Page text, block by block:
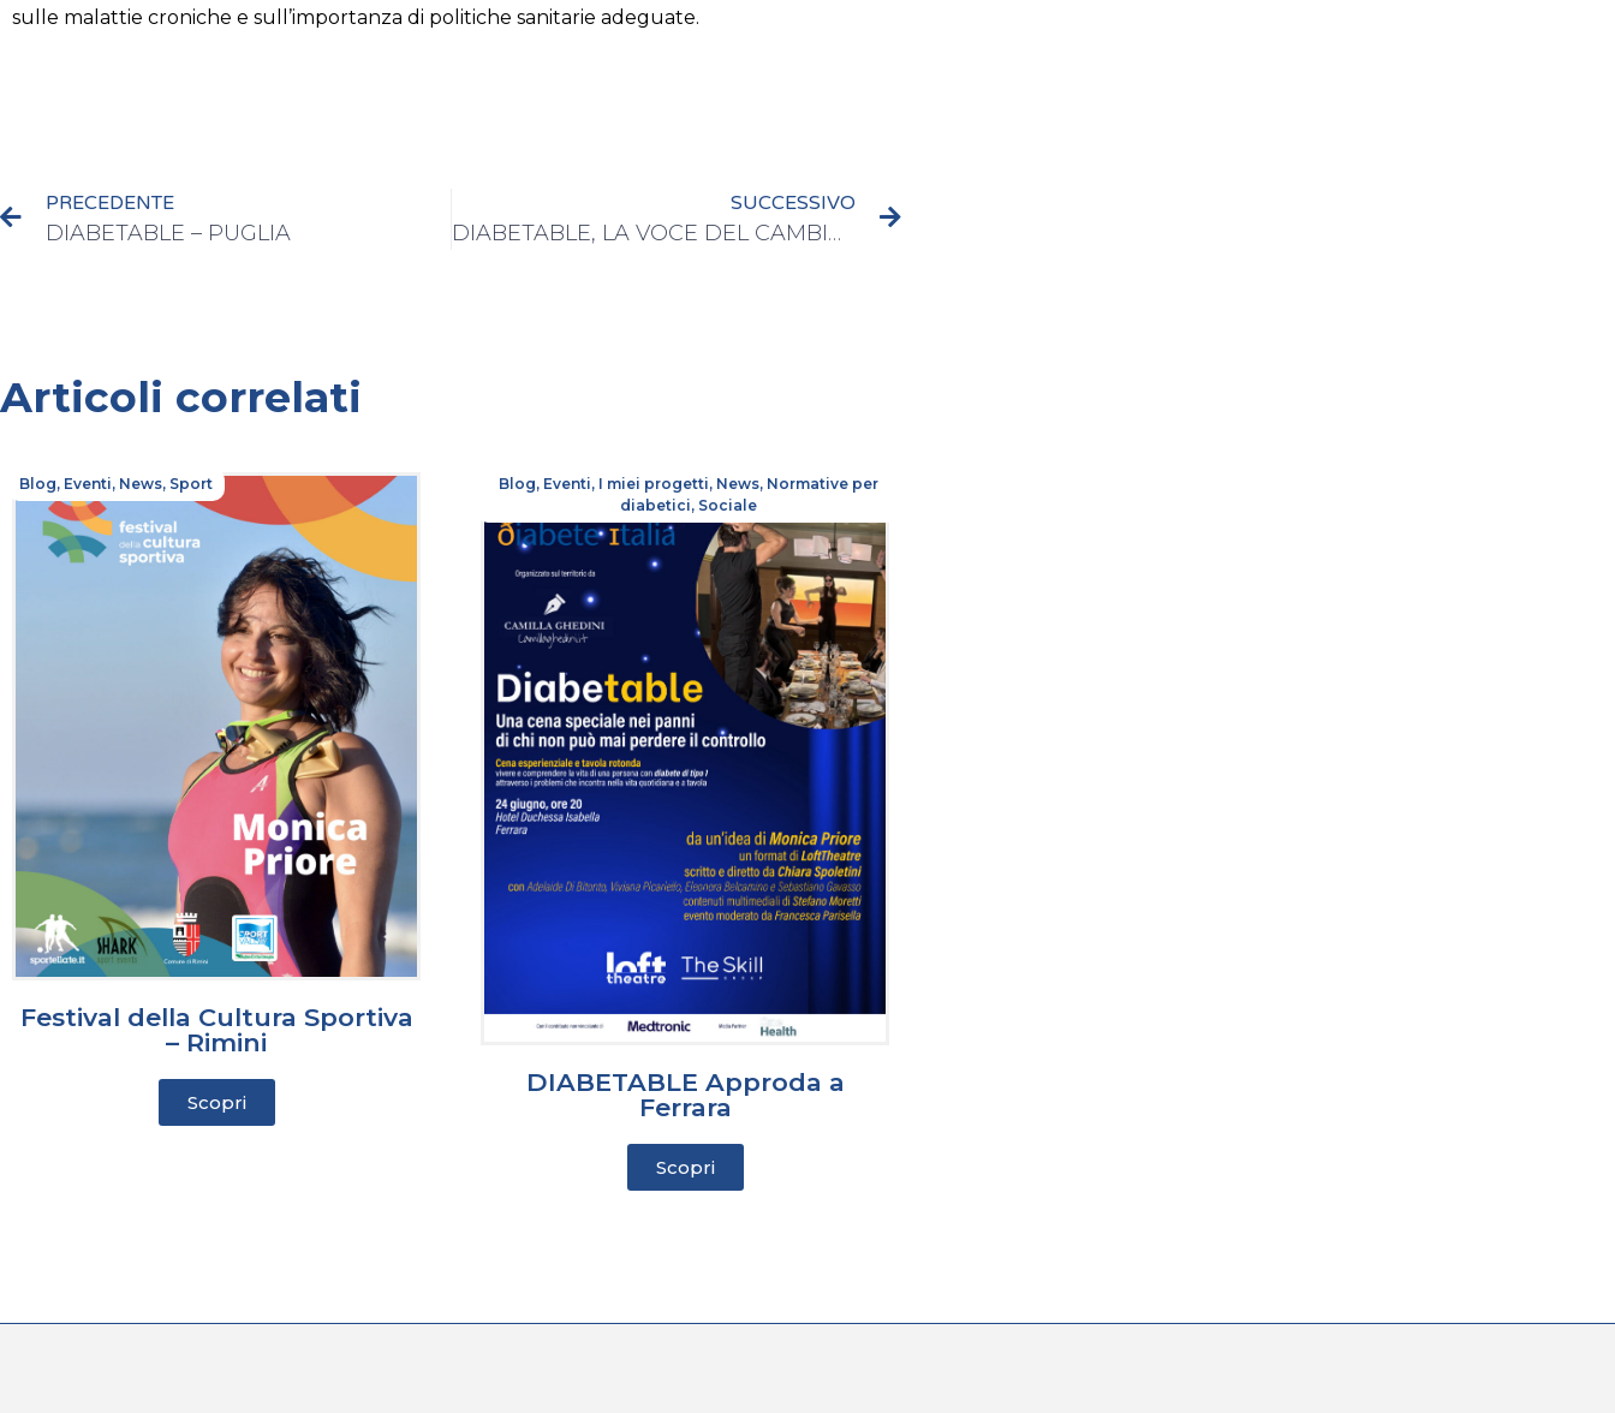
sulle malattie croniche e sull’importanza di politiche sanitarie adeguate.
PRECEDENTE
DIABETABLE – PUGLIA
SUCCESSIVO
DIABETABLE, LA VOCE DEL CAMBIAMENTO APPRODA IN SENATO
Articoli correlati
Blog, Eventi, News, Sport
Festival della Cultura Sportiva
– Rimini
Scopri
Blog, Eventi, I miei progetti, News, Normative per
diabetici, Sociale
DIABETABLE Approda a
Ferrara
Scopri